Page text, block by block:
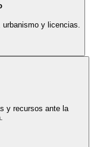
urbanismo y licencias.
y recursos ante la